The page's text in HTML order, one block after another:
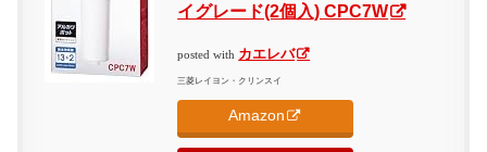
イグレード(2個入) CPC7W
posted with カエレバ
三菱レイヨン・クリンスイ
Amazon